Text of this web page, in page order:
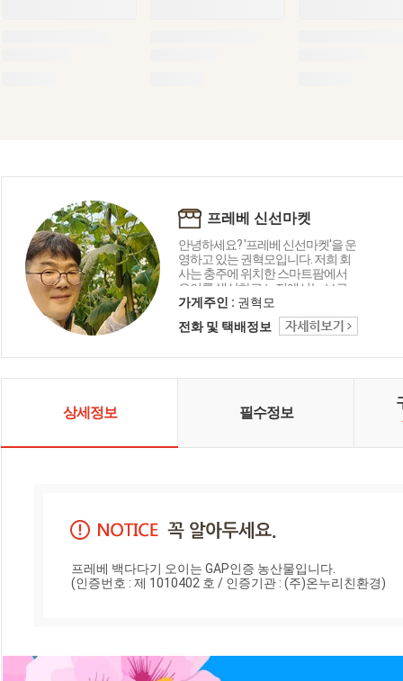
프레베 신선마켓
안녕하세요? '프레베 신선마켓'을 운
영하고 있는 권혁모입니다. 저희 회
사는 충주에 위치한 스마트팜에서
오이를 생산하고 노지에서는 브로
콜리와 가지 등을 재배하고 있습니
다. 뿐만아니라 강원도 철원, 평창, 제
주도, 진주, 여주 등 전국 산지에서 다
다.
가게주인 : 권혁모
전화 및 택배정보
상세정보 필수정보
프레베 백다다기 오이는 GAP인증 농산물입니다.
(인증번호 : 제 1010402 호 / 인증기관 : (주)온누리친환경)